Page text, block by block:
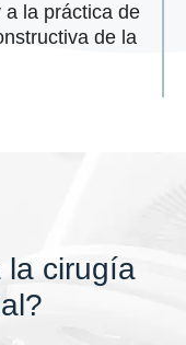
a la práctica de
de la
la cirugía